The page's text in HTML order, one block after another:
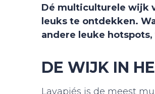
Dé multiculturele wijk
leuks te ontdekken.
andere leuke
DE WIJK IN
Lavapiés is de meest